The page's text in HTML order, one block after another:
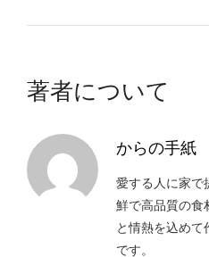
著者について
からの手紙
愛する人に家で
鮮で高品質の食
と情熱を込め
です。